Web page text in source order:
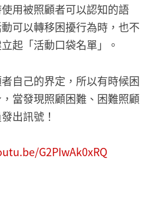
用被照顧者可以認知的語
可以轉移困擾行為時，也不
起「活動口袋名單」。
自己的界定，所以有時候困
當發現照顧困難、困難照顧
出訊號！
G2PIwAk0xRQ